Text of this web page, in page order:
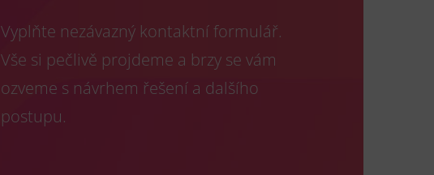
Vyplňte nezávazný kontaktní formulář.
Vše si pečlivě projdeme a brzy se vám
ozveme s návrhem řešení a dalšího
postupu.